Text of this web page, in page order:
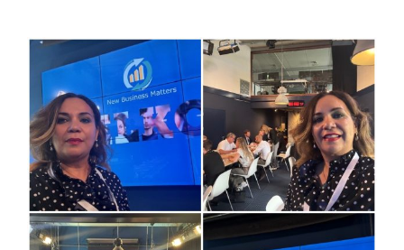
View
Larger
Image
Home
Onze Diensten
Lead Generation B2B
Cold calling
Telemarketing
Trainingen
Blog
Contact